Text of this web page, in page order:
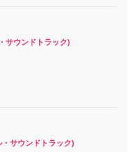
サウンドトラック)
サウンドトラック)